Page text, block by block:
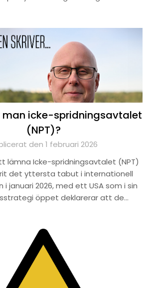
man icke-spridningsavtalet
(NPT)?
den 1 februari 2026
lämna Icke-spridningsavtalet (NPT)
det yttersta tabut i internationell
i januari 2026, med ett USA som i sin
öppet deklarerar att de…